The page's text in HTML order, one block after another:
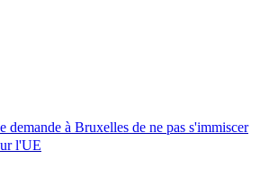
à Bruxelles de ne pas s'immiscer
l'UE